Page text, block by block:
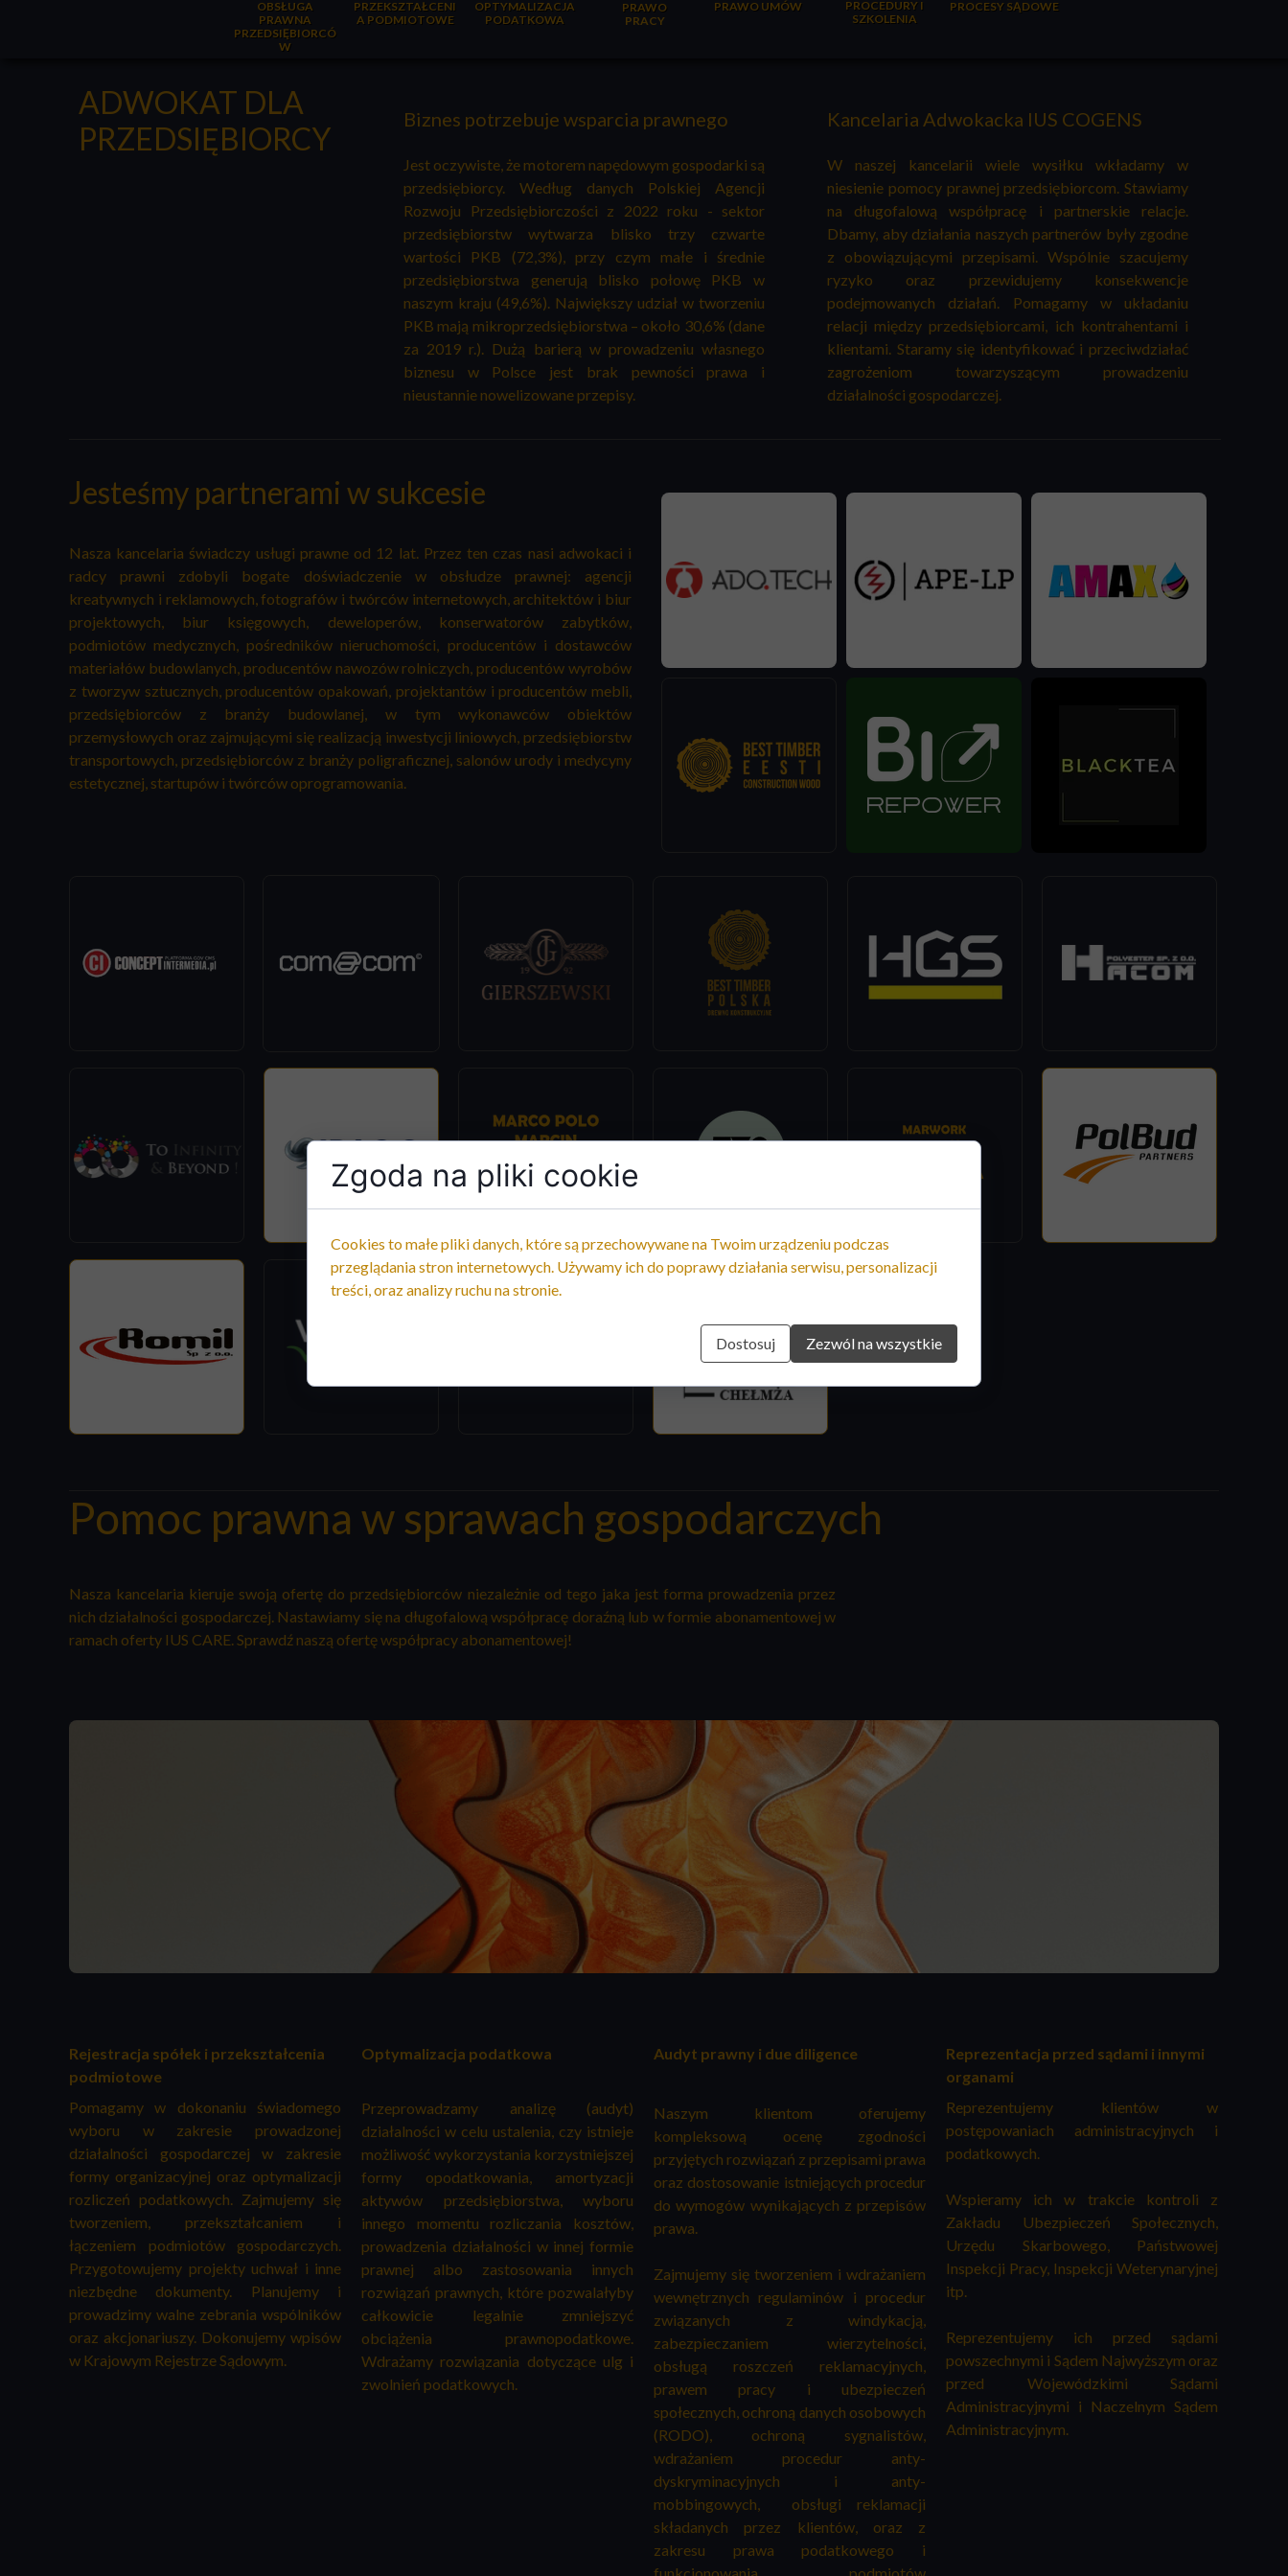
Pomoc prawna w sprawach gospodarczych
Nasza kancelaria kieruje swoją ofertę do przedsiębiorców niezależnie od tego jaka jest forma prowadzenia przez
nich działalności gospodarczej. Nastawiamy się na długofalową współpracę doraźną lub w formie abonamentowej w
ramach oferty IUS CARE.Sprawdź naszą ofertę współpracy abonamentowej!
Rejestracja spółek i przekształcenia
podmiotowe
Pomagamy w dokonaniu świadomego
wyboru w zakresie prowadzonej
działalności gospodarczej w zakresie
formy organizacyjnej oraz optymalizacji
rozliczeń podatkowych. Zajmujemy się
tworzeniem, przekształcaniem i
łączeniem podmiotów gospodarczych.
Przygotowujemy projekty uchwał i inne
niezbędne dokumenty. Planujemy i
prowadzimy walne zebrania wspólników
oraz akcjonariuszy. Dokonujemy wpisów
w Krajowym Rejestrze Sądowym.
Optymalizacja podatkowa
Przeprowadzamy analizę (audyt)
działalności w celu ustalenia, czy istnieje
możliwość wykorzystania korzystniejszej
formy opodatkowania, amortyzacji
aktywów przedsiębiorstwa, wyboru
innego momentu rozliczania kosztów,
prowadzenia działalności w innej formie
prawnej albo zastosowania innych
rozwiązań prawnych, które pozwalałyby
całkowicie legalnie zmniejszyć
obciążenia prawnopodatkowe.
Wdrażamy rozwiązania dotyczące ulg i
zwolnień podatkowych.
Audyt prawny i due diligence
Naszym klientom oferujemy
kompleksową ocenę zgodności
przyjętych rozwiązań z przepisami prawa
oraz dostosowanie istniejących procedur
do wymogów wynikających z przepisów
prawa.
Zajmujemy się tworzeniem i wdrażaniem
wewnętrznych regulaminów i procedur
związanych z windykacją,
zabezpieczaniem wierzytelności,
obsługą roszczeń reklamacyjnych,
prawem pracy i ubezpieczeń
społecznych, ochroną danych osobowych
(RODO), ochroną sygnalistów,
wdrażaniem procedur anty-
dyskryminacyjnych i anty-
mobbingowych, obsługi reklamacji
składanych przez klientów, oraz z
zakresu prawa podatkowego i
Reprezentacja przed sądami i innymi
organami
Reprezentujemy klientów w
postępowaniach administracyjnych i
podatkowych.
Wspieramy ich w trakcie kontroli z
Zakładu Ubezpieczeń Społecznych,
Urzędu Skarbowego, Państwowej
Inspekcji Pracy, Inspekcji Weterynaryjnej
itp.
Reprezentujemy ich przed sądami
powszechnymi i Sądem Najwyższym oraz
przed Wojewódzkimi Sądami
Administracyjnymi i Naczelnym Sądem
Administracyjnym.
Jesteśmy partnerami w sukcesie
Nasza kancelaria świadczy usługi prawne od 12 lat. Przez ten czas nasi adwokaci i
radcy prawni zdobyli bogate doświadczenie w obsłudze prawnej: agencji
kreatywnych i reklamowych, fotografów i twórców internetowych, architektów i biur
projektowych, biur księgowych, deweloperów, konserwatorów zabytków,
podmiotów medycznych, pośredników nieruchomości, producentów i dostawców
materiałów budowlanych, producentów nawozów rolniczych, producentów wyrobów
z tworzyw sztucznych, producentów opakowań, projektantów i producentów mebli,
przedsiębiorców z branży budowlanej, w tym wykonawców obiektów
przemysłowych oraz zajmującymi się realizacją inwestycji liniowych, przedsiębiorstw
transportowych, przedsiębiorców z branży poligraficznej, salonów urody i medycyny
estetycznej, startupów i twórców oprogramowania.
ADWOKAT DLA
PRZEDSIĘBIORCY
Biznes potrzebuje wsparcia prawnego
Jest oczywiste, że motorem napędowym gospodarki są
przedsiębiorcy. Według danych Polskiej Agencji
Rozwoju Przedsiębiorczości z 2022 roku - sektor
przedsiębiorstw wytwarza blisko trzy czwarte
wartości PKB (72,3%), przy czym małe i średnie
przedsiębiorstwa generują blisko połowę PKB w
naszym kraju (49,6%). Największy udział w tworzeniu
PKB mają mikroprzedsiębiorstwa – około 30,6% (dane
za 2019 r.). Dużą barierą w prowadzeniu własnego
biznesu w Polsce jest brak pewności prawa i
nieustannie nowelizowane przepisy.
Kancelaria Adwokacka IUS COGENS
W naszej kancelarii wiele wysiłku wkładamy w
niesienie pomocy prawnej przedsiębiorcom. Stawiamy
na długofalową współpracę i partnerskie relacje.
Dbamy, aby działania naszych partnerów były zgodne
z obowiązującymi przepisami. Wspólnie szacujemy
ryzyko oraz przewidujemy konsekwencje
podejmowanych działań. Pomagamy w układaniu
relacji między przedsiębiorcami, ich kontrahentami i
klientami. Staramy się identyfikować i przeciwdziałać
zagrożeniom towarzyszącym prowadzeniu
działalności gospodarczej.
PRZEKSZTAŁCENI
A PODMIOTOWE
OPTYMALIZACJA
PODATKOWA
PRAWO
PRACY
OBSŁUGA
PRAWNA
PRZEDSIĘBIORCÓ
W
PRAWO UMÓW
PROCEDURY I
SZKOLENIA
PROCESY SĄDOWE
Zgoda na pliki cookie
Cookies to małe pliki danych, które są przechowywane na Twoim urządzeniu podczas
przeglądania stron internetowych. Używamy ich do poprawy działania serwisu, personalizacji
treści, oraz analizy ruchu na stronie.
Dostosuj Zezwól na wszystkie